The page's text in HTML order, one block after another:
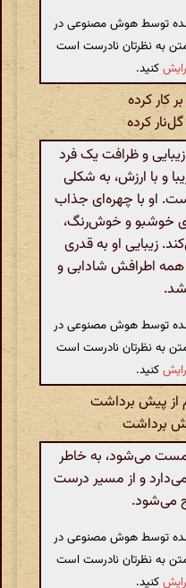
شده توسط هوش مصنوعی در
متن به نظرتان نادرست است
کنید.
کار کرده
کرده
و ظرافت یک فرد
و با ارزش، به شکلی
او با چهره‌ای جذاب
خوشبو و خوش‌رنگ،
زیبایی او به قدری
اطرافش شادابی و
شده توسط هوش مصنوعی در
متن به نظرتان نادرست است
کنید.
پیش برداشت
برداشت
می‌شود، به خاطر
و از مسیر درست
می‌شود.
شده توسط هوش مصنوعی در
متن به نظرتان نادرست است
کنید.